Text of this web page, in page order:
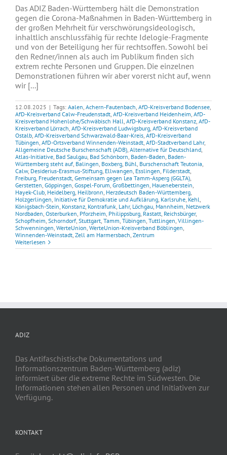
Das ADIZ Baden-Württemberg hält die Demonstration
gegen die Corona-Maßnahmen in Baden-Württemberg in
der großen Mehrheit für verschwörungsideologisch,
inhaltlich anschlussfähig für rechte Idelogie-Fragmente
und von der Beteiligung her für rechtsoffen. Sowohl bei
den Redner/innen als auch im Publikum finden sich
extrem rechte Personen und Gruppen. Die einzelnen
Demonstrationen führen wir aber vorerst nicht auf, wenn
wir [...]
12.08.2025 | Tags: Aalen, Achern-Fautenbach, AfD-Kreisverband Bodensee,
AfD-Kreisverband Calw-Freudenstadt, AfD-Kreisverband Heidenheim, AfD-
Kreisverband Hohenlohe/Schwäbisch Hall, AfD-Kreisverband Konstanz, AfD-
Kreisverband Lörrach, AfD-Kreisverband Ludwigsburg, AfD-Kreisverband
Ostalb, AfD-Kreisverband Schwarzwald-Baar-Kreis, AfD-Kreisverband
Tübingen, AfD-Ortsverband Winnenden-Weinstadt, AfD-Stadtverband Lahr,
Allgemeine Deutsche Burschenschaft (ADB), Alternative für Deutschland,
Atlas-Initiative, Bad Saulgau, Bad Schönborn, Baden-Baden, Baden-
Württemberg steht auf, Balingen, Boxberg, Bühl, Burschenschaft Teutonia,
Calw, Desiderius-Erasmus-Stiftung, Ellwangen, Esslingen, Filderstadt,
Freiburg, Freudenstadt, Gemeinsam gegen Lea Tamm-Asperg (GGLTA),
Gerstetten, Göppingen, Gospel-Forum, Großbettingen, Haueneberstein,
Hayek-Club, Heidelberg, Heilbronn, Herzdeutsch Baden-Württemberg,
Holzgerlingen, Initiative für Demokratie und Aufklärung, Karlsruhe, Kehl,
Königsbach-Stein, Konstanz, Kontrafunk, Lahr, Löchgau, Mannheim, Netzwerk
Nordbaden, Osterburken, Pforzheim, Philippsburg, Rastatt, Reichsbürger,
Schopfheim, Schorndorf, Stuttgart, Tamm, Tübingen, Tuttlingen, Villingen-
Schwenningen, WerteUnion, WerteUnion-Kreisverband Böblingen,
Winnenden-Weinstadt, Zell am Harmersbach, Zentrum
Weiterlesen
ADIZ
Das Antifaschistische Dokumentations und
Informationszentrum Baden-Württemberg (adiz)
informiert über die extreme Rechte im Südwesten. Die
Informationen stehen allen Personen und Initiativen zur
Verfügung.
KONTAKT